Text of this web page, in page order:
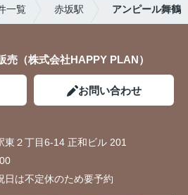
一覧 赤坂駅 アンピール舞鶴
売（株式会社HAPPY PLAN）
お問い合わせ
東２丁目6-14 正和ビル 201
日は不定休のため要予約